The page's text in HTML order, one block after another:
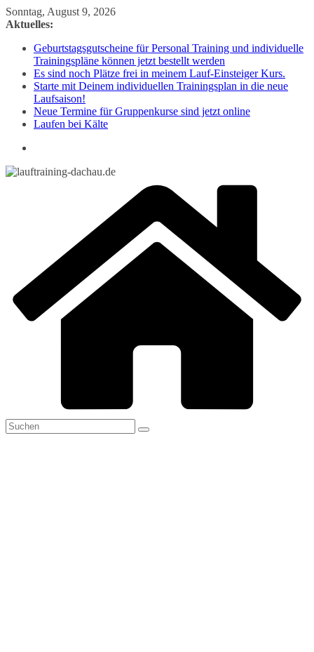
Zum
Inhalt
Sonntag, August 9, 2026
Aktuelles:
Geburtstagsgutscheine für Personal Training und individuelle
Trainingspläne können jetzt bestellt werden
Es sind noch Plätze frei in meinem Lauf-Einsteiger Kurs.
Starte mit Deinem individuellen Trainingsplan in die neue
Laufsaison!
Neue Termine für Gruppenkurse sind jetzt online
Laufen bei Kälte